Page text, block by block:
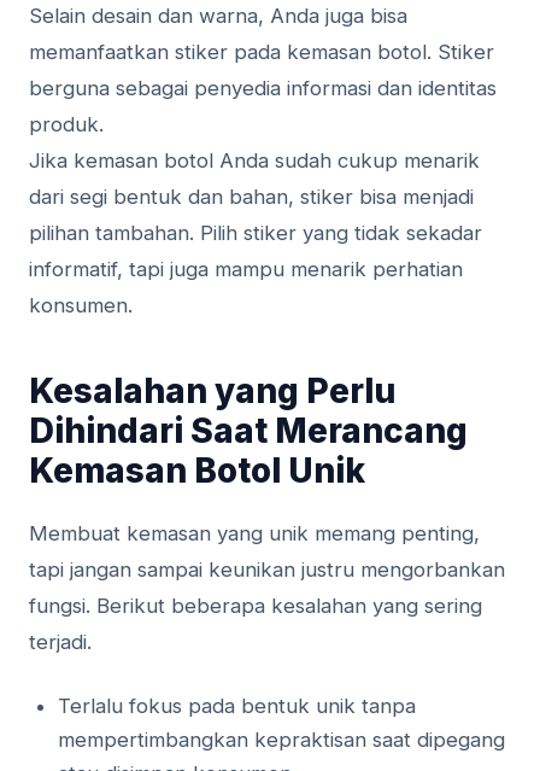
Selain desain dan warna, Anda juga bisa
memanfaatkan stiker pada kemasan botol. Stiker
berguna sebagai penyedia informasi dan identitas
produk.
Jika kemasan botol Anda sudah cukup menarik
dari segi bentuk dan bahan, stiker bisa menjadi
pilihan tambahan. Pilih stiker yang tidak sekadar
informatif, tapi juga mampu menarik perhatian
konsumen.
Kesalahan yang Perlu
Dihindari Saat Merancang
Kemasan Botol Unik
Membuat kemasan yang unik memang penting,
tapi jangan sampai keunikan justru mengorbankan
fungsi. Berikut beberapa kesalahan yang sering
terjadi.
Terlalu fokus pada bentuk unik tanpa
mempertimbangkan kepraktisan saat dipegang